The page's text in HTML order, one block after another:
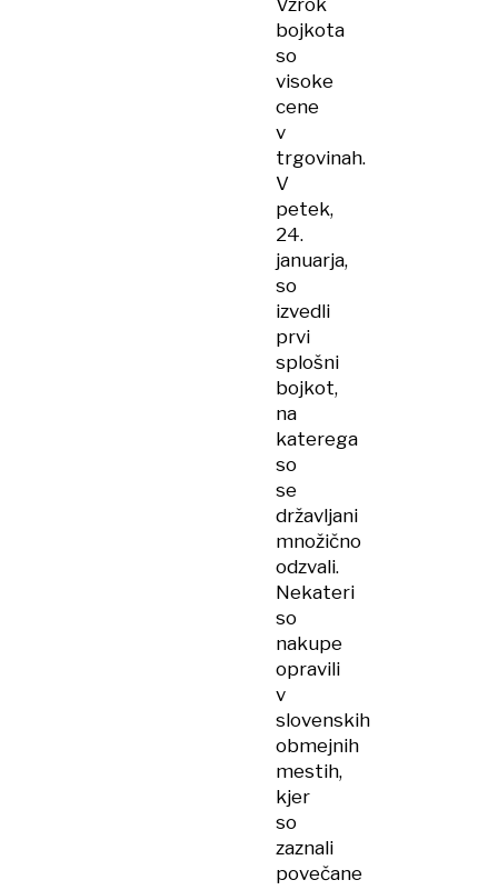
Vzrok
bojkota
so
visoke
cene
v
trgovinah.
V
petek,
24.
januarja,
so
izvedli
prvi
splošni
bojkot,
na
katerega
so
se
državljani
množično
odzvali.
Nekateri
so
nakupe
opravili
v
slovenskih
obmejnih
mestih,
kjer
so
zaznali
povečane